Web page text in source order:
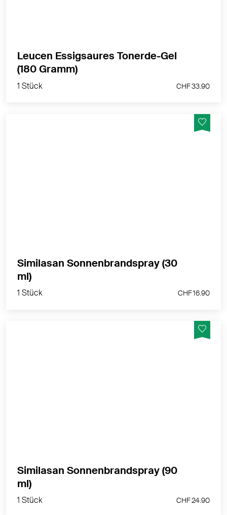
1 Stück
Leucen Essigsaures Tonerde-Gel
(180 Gramm)
1 Stück CHF 33.90
die Angaben auf der Packung
Zulassungsinhaberin: Similasan AG
Versand dieser Arzneimittel ist jedoch nicht zulässig.
Gerne können Sie das entsprechende Medikament
Similasan Sonnenbrandspray (30
ml)
1 Stück CHF 16.90
die Angaben auf der Packung
Zulassungsinhaberin: Similasan AG
Similasan Sonnenbrandspray (90
ml)
1 Stück CHF 24.90